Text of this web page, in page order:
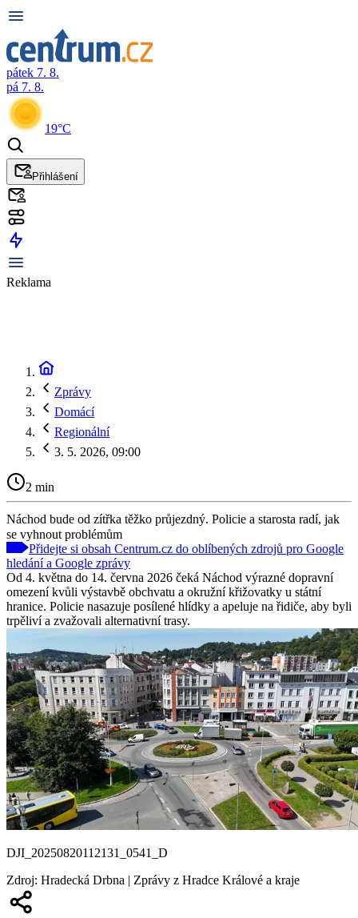
pátek 7. 8.
pá 7. 8.
19°C
Přihlášení
Reklama
Zprávy
Domácí
Regionální
3. 5. 2026, 09:00
2 min
Náchod bude od zítřka těžko průjezdný. Policie a starosta radí, jak
se vyhnout problémům
Přidejte si obsah Centrum.cz do oblíbených zdrojů pro Google
hledání a Google zprávy
Od 4. května do 14. června 2026 čeká Náchod výrazné dopravní
omezení kvůli výstavbě obchvatu a okružní křižovatky u státní
hranice. Policie nasazuje posílené hlídky a apeluje na řidiče, aby byli
trpěliví a zvažovali alternativní trasy.
DJI_20250820112131_0541_D
Zdroj: Hradecká Drbna | Zprávy z Hradce Králové a kraje